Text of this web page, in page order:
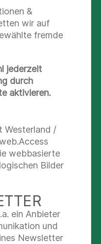
wir mit
Weise können
depressiver
Konzept
werden. In
die Patienten
jeder Patient
Für eine
Einbezug der
ein wichtiger Faktor.
Patienten
oder
die
in unserer
und
&
wir auf
fremde
jederzeit
durch
aktivieren.
Westerland /
webbasierte
Bilder
ein Anbieter
und
Newsletter